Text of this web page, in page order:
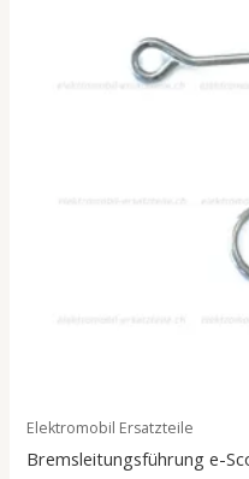
Elektromobil Ersatzteile
Bremsleitungsführung e-